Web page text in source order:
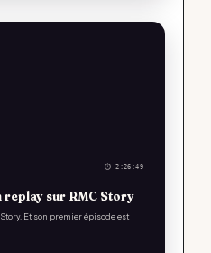
⏱ 2:26:49
replay sur RMC Story
Et son premier épisode est